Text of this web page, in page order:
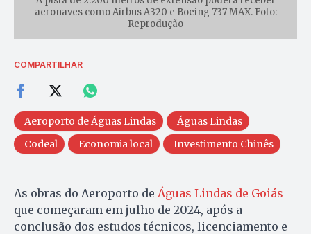
aeronaves como Airbus A320 e Boeing 737 MAX. Foto:
Reprodução
COMPARTILHAR
Aeroporto de Águas Lindas
Águas Lindas
Codeal
Economia local Investimento Chinês
As obras do Aeroporto de Águas Lindas de Goiás
que começaram em julho de 2024, após a
conclusão dos estudos técnicos, licenciamento e